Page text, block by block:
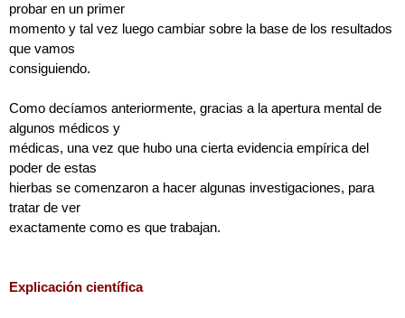
probar en un primer
momento y tal vez luego cambiar sobre la base de los resultados
que vamos
consiguiendo.
Como decíamos anteriormente, gracias a la apertura mental de
algunos médicos y
médicas, una vez que hubo una cierta evidencia empírica del
poder de estas
hierbas se comenzaron a hacer algunas investigaciones, para
tratar de ver
exactamente como es que trabajan.
Explicación científica